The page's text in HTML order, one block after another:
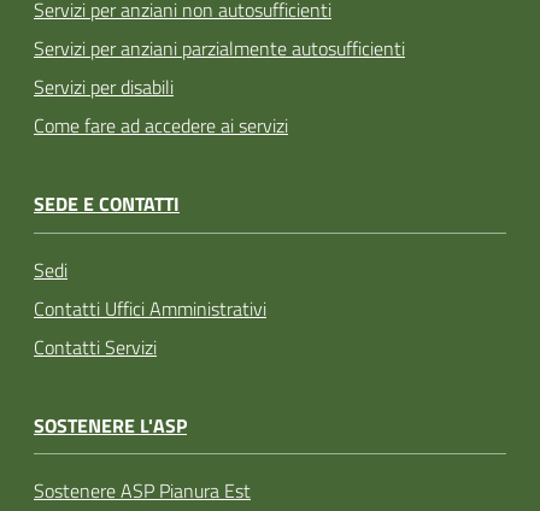
Servizi per anziani non autosufficienti
Servizi per anziani parzialmente autosufficienti
Servizi per disabili
Come fare ad accedere ai servizi
SEDE E CONTATTI
Sedi
Contatti Uffici Amministrativi
Contatti Servizi
SOSTENERE L'ASP
Sostenere ASP Pianura Est